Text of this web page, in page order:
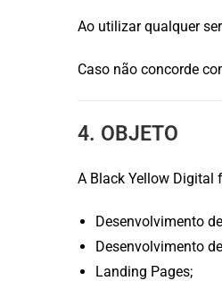
Ao utilizar qualquer
Caso não concorde
4. OBJETO
A Black Yellow Digital
Desenvolvimento
Desenvolvimento
Landing Pages;